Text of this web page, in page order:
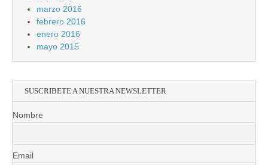
marzo 2016
febrero 2016
enero 2016
mayo 2015
SUSCRIBETE A NUESTRA NEWSLETTER
Nombre
Email